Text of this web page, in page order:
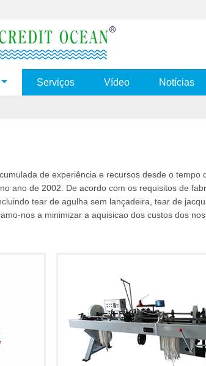
Serviços Vídeo Notícias
de experiência e recursos desde o
ano de 2002. De acordo com os requisitos de
tear de agulha sem lançadeira, tear de
nos a minimizar a aquisicao dos custos dos